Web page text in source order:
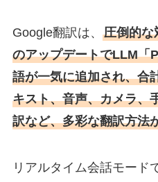
Google翻訳は、 圧倒的な
のアップデートでLLM「
語が一気に追加され、合
キスト、音声、カメラ、
訳など、多彩な翻訳方法
リアルタイム会話モード